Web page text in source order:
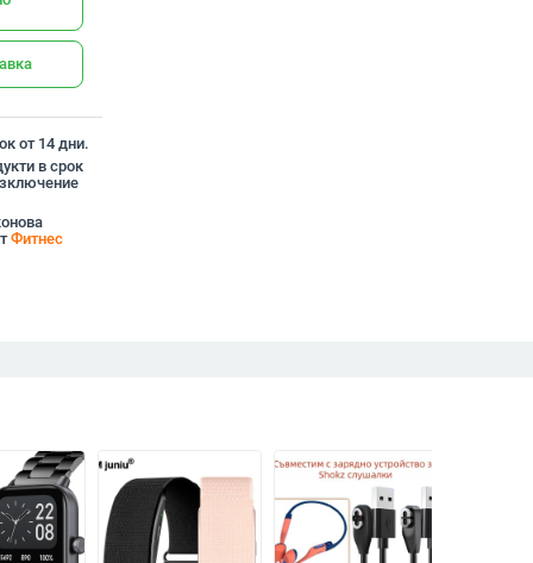
от 14 дни.
в срок
Фитнес